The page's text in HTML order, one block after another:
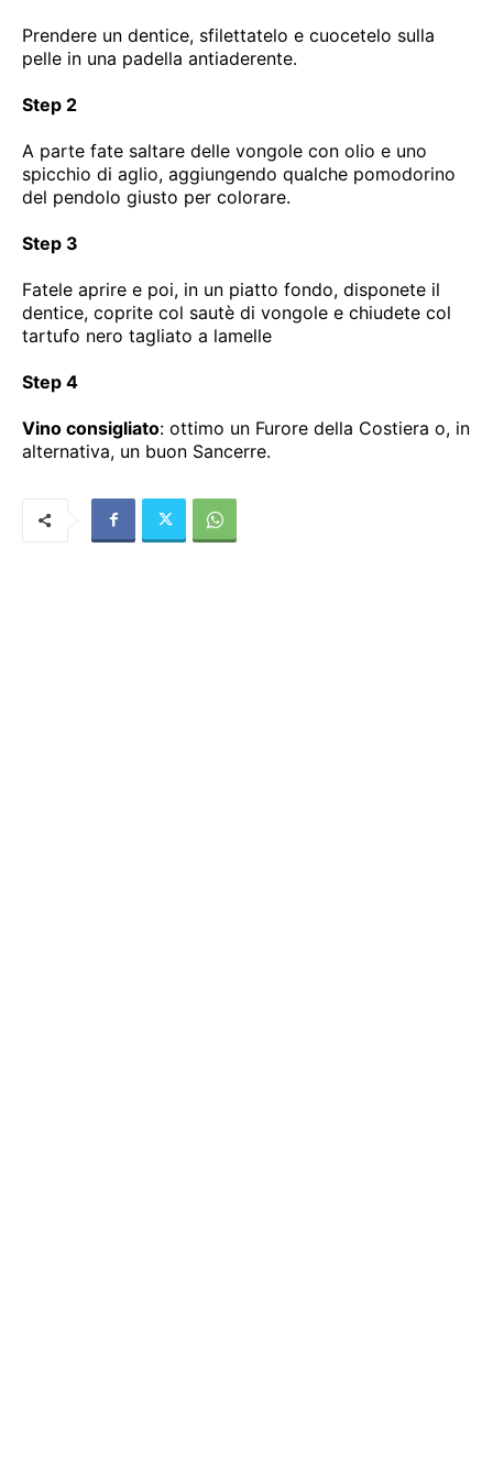
Prendere un dentice, sfilettatelo e cuocetelo sulla
pelle in una padella antiaderente.
Step 2
A parte fate saltare delle vongole con olio e uno
spicchio di aglio, aggiungendo qualche pomodorino
del pendolo giusto per colorare.
Step 3
Fatele aprire e poi, in un piatto fondo, disponete il
dentice, coprite col sautè di vongole e chiudete col
tartufo nero tagliato a lamelle
Step 4
Vino consigliato: ottimo un Furore della Costiera o, in
alternativa, un buon Sancerre.